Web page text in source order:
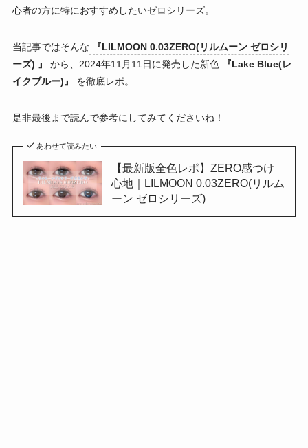
心者の方に特におすすめしたいゼロシリーズ。
当記事ではそんな
『LILMOON 0.03ZERO(リルムーン ゼロシリ
ーズ) 』
から、2024年11月11日に発売した新色
『Lake Blue(レ
イクブルー)』
を徹底レポ。
是非最後まで読んで参考にしてみてくださいね！
あわせて読みたい
【最新版全色レポ】ZERO感つけ
心地｜LILMOON 0.03ZERO(リルム
ーン ゼロシリーズ)